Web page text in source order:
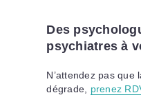
Des
psychiatres à
N’attendez pas que
dégrade, prenez